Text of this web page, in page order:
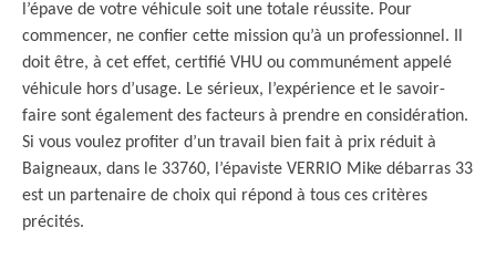
l’épave de votre véhicule soit une totale réussite. Pour
commencer, ne confier cette mission qu’à un professionnel. Il
doit être, à cet effet, certifié VHU ou communément appelé
véhicule hors d’usage. Le sérieux, l’expérience et le savoir-
faire sont également des facteurs à prendre en considération.
Si vous voulez profiter d’un travail bien fait à prix réduit à
Baigneaux, dans le 33760, l’épaviste VERRIO Mike débarras 33
est un partenaire de choix qui répond à tous ces critères
précités.